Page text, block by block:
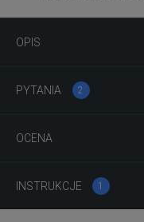
OPIS
PYTANIA 2
OCENA
INSTRUKCJE 1